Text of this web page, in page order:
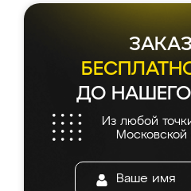
ДО
Из любой
Московской